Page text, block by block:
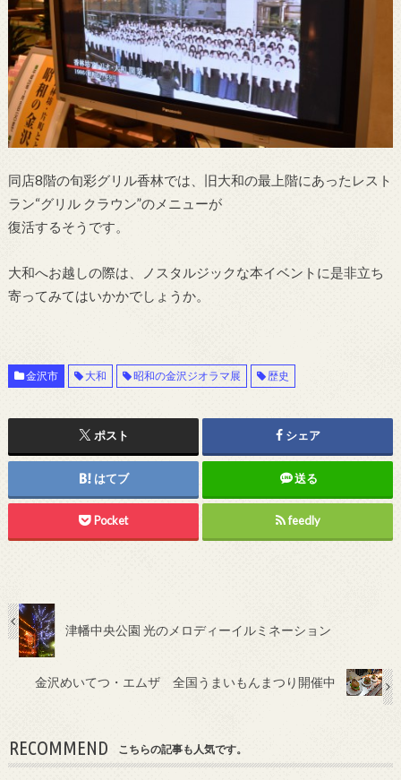
同店8階の旬彩グリル香林では、旧大和の最上階にあったレスト
ラン“グリル クラウン”のメニューが
復活するそうです。
大和へお越しの際は、ノスタルジックな本イベントに是非立ち
寄ってみてはいかかでしょうか。
金沢市 大和 昭和の金沢ジオラマ展 歴史
ポスト シェア
はてブ 送る
Pocket feedly
津幡中央公園 光のメロディーイルミネーション
金沢めいてつ・エムザ 全国うまいもんまつり開催中
RECOMMEND こちらの記事も人気です。